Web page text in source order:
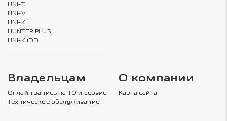
UNI-T
UNI-V
UNI-K
HUNTER PLUS
UNI-K iDD
Владельцам
Онлайн запись на ТО и сервис
Техническое обслуживание
О компании
Карта сайта